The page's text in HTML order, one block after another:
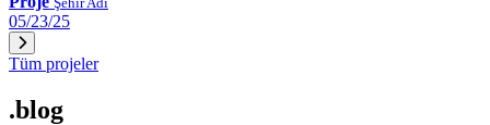
05/23/25
Tüm projeler
.blog